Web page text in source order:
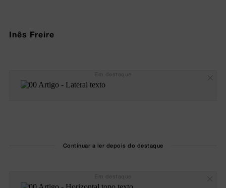
Inês Freire
Continuar a ler depois do destaque